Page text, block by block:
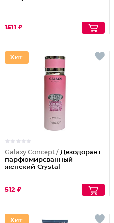
1511 ₽
Galaxy Concept / Дезодорант
парфюмированный
женский Crystal
512 ₽